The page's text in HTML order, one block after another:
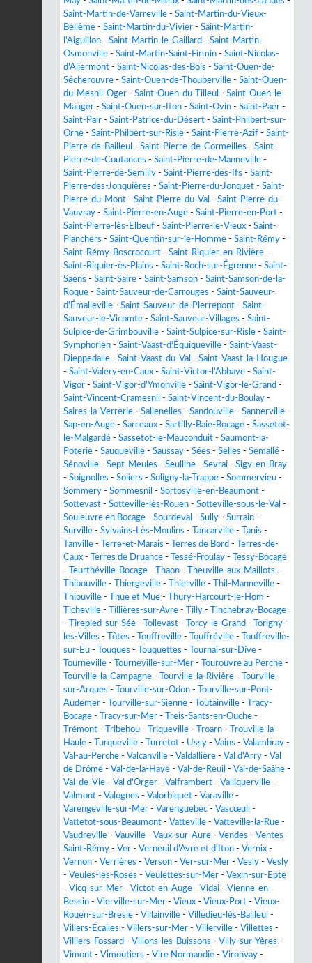
Saint-Martin-de-Varreville - Saint-Martin-du-Vieux-
Bellême - Saint-Martin-du-Vivier - Saint-Martin-
l'Aiguillon - Saint-Martin-le-Gaillard - Saint-Martin-
Osmonville - Saint-Martin-Saint-Firmin - Saint-Nicolas-
d'Aliermont - Saint-Nicolas-des-Bois - Saint-Ouen-de-
Sécherouvre - Saint-Ouen-de-Thouberville - Saint-Ouen-
du-Mesnil-Oger - Saint-Ouen-du-Tilleul - Saint-Ouen-le-
Mauger - Saint-Ouen-sur-Iton - Saint-Ovin - Saint-Paër -
Saint-Pair - Saint-Patrice-du-Désert - Saint-Philbert-sur-
Orne - Saint-Philbert-sur-Risle - Saint-Pierre-Azif - Saint-
Pierre-de-Bailleul - Saint-Pierre-de-Cormeilles - Saint-
Pierre-de-Coutances - Saint-Pierre-de-Manneville -
Saint-Pierre-de-Semilly - Saint-Pierre-des-Ifs - Saint-
Pierre-des-Jonquières - Saint-Pierre-du-Jonquet - Saint-
Pierre-du-Mont - Saint-Pierre-du-Val - Saint-Pierre-du-
Vauvray - Saint-Pierre-en-Auge - Saint-Pierre-en-Port -
Saint-Pierre-lès-Elbeuf - Saint-Pierre-le-Vieux - Saint-
Planchers - Saint-Quentin-sur-le-Homme - Saint-Rémy -
Saint-Rémy-Boscrocourt - Saint-Riquier-en-Rivière -
Saint-Riquier-ès-Plains - Saint-Roch-sur-Égrenne - Saint-
Saëns - Saint-Saire - Saint-Samson - Saint-Samson-de-la-
Roque - Saint-Sauveur-de-Carrouges - Saint-Sauveur-
d'Émalleville - Saint-Sauveur-de-Pierrepont - Saint-
Sauveur-le-Vicomte - Saint-Sauveur-Villages - Saint-
Sulpice-de-Grimbouville - Saint-Sulpice-sur-Risle - Saint-
Symphorien - Saint-Vaast-d'Équiqueville - Saint-Vaast-
Dieppedalle - Saint-Vaast-du-Val - Saint-Vaast-la-Hougue
- Saint-Valery-en-Caux - Saint-Victor-l'Abbaye - Saint-
Vigor - Saint-Vigor-d'Ymonville - Saint-Vigor-le-Grand -
Saint-Vincent-Cramesnil - Saint-Vincent-du-Boulay -
Saires-la-Verrerie - Sallenelles - Sandouville - Sannerville -
Sap-en-Auge - Sarceaux - Sartilly-Baie-Bocage - Sassetot-
le-Malgardé - Sassetot-le-Mauconduit - Saumont-la-
Poterie - Sauqueville - Saussay - Sées - Selles - Semallé -
Sénoville - Sept-Meules - Seulline - Sevrai - Sigy-en-Bray
- Soignolles - Soliers - Soligny-la-Trappe - Sommervieu -
Sommery - Sommesnil - Sortosville-en-Beaumont -
Sottevast - Sotteville-lès-Rouen - Sotteville-sous-le-Val -
Souleuvre en Bocage - Sourdeval - Sully - Surrain -
Surville - Sylvains-Lès-Moulins - Tancarville - Tanis -
Tanville - Terre-et-Marais - Terres de Bord -
Terres-de-
Caux - Terres de Druance - Tessé-Froulay -
Tessy-Bocage
-
Teurthéville-Bocage - Thaon - Theuville-aux-Maillots -
Thibouville - Thiergeville - Thierville - Thil-Manneville -
Thiouville - Thue et Mue - Thury-Harcourt-le-Hom -
Ticheville - Tillières-sur-Avre - Tilly -
Tinchebray-Bocage
-
Tirepied-sur-Sée - Tollevast - Torcy-le-Grand -
Torigny-
les-Villes - Tôtes - Touffreville - Touffréville -
Touffreville-
sur-Eu - Touques - Touquettes - Tournai-sur-Dive -
Tourneville - Tourneville-sur-Mer - Tourouvre au Perche -
Tourville-la-Campagne - Tourville-la-Rivière -
Tourville-
sur-Arques - Tourville-sur-Odon -
Tourville-sur-Pont-
Audemer - Tourville-sur-Sienne - Toutainville -
Tracy-
Bocage - Tracy-sur-Mer - Treis-Sants-en-Ouche -
Trémont - Tribehou - Triqueville - Troarn -
Trouville-la-
Haule - Turqueville - Turretot - Ussy - Vains - Valambray -
Val-au-Perche - Valcanville - Valdallière - Val d'Arry - Val
de Drôme - Val-de-la-Haye - Val-de-Reuil - Val-de-Saâne -
Val-de-Vie - Val d'Orger - Valframbert - Valliquerville -
Valmont - Valognes - Valorbiquet - Varaville -
Varengeville-sur-Mer - Varenguebec - Vascœuil -
Vattetot-sous-Beaumont - Vatteville - Vatteville-la-Rue -
Vaudreville - Vauville - Vaux-sur-Aure - Vendes - Ventes-
Saint-Rémy - Ver - Verneuil d'Avre et d'Iton - Vernix -
Vernon - Verrières - Verson - Ver-sur-Mer - Vesly - Vesly
- Veules-les-Roses - Veulettes-sur-Mer - Vexin-sur-Epte
- Vicq-sur-Mer - Victot-en-Auge - Vidai - Vienne-en-
Bessin - Vierville-sur-Mer - Vieux - Vieux-Port - Vieux-
Rouen-sur-Bresle - Villainville - Villedieu-lès-Bailleul -
Villers-Écalles - Villers-sur-Mer - Villerville - Villettes -
Villiers-Fossard - Villons-les-Buissons - Villy-sur-Yères -
Vimont - Vimoutiers - Vire Normandie - Vironvay -